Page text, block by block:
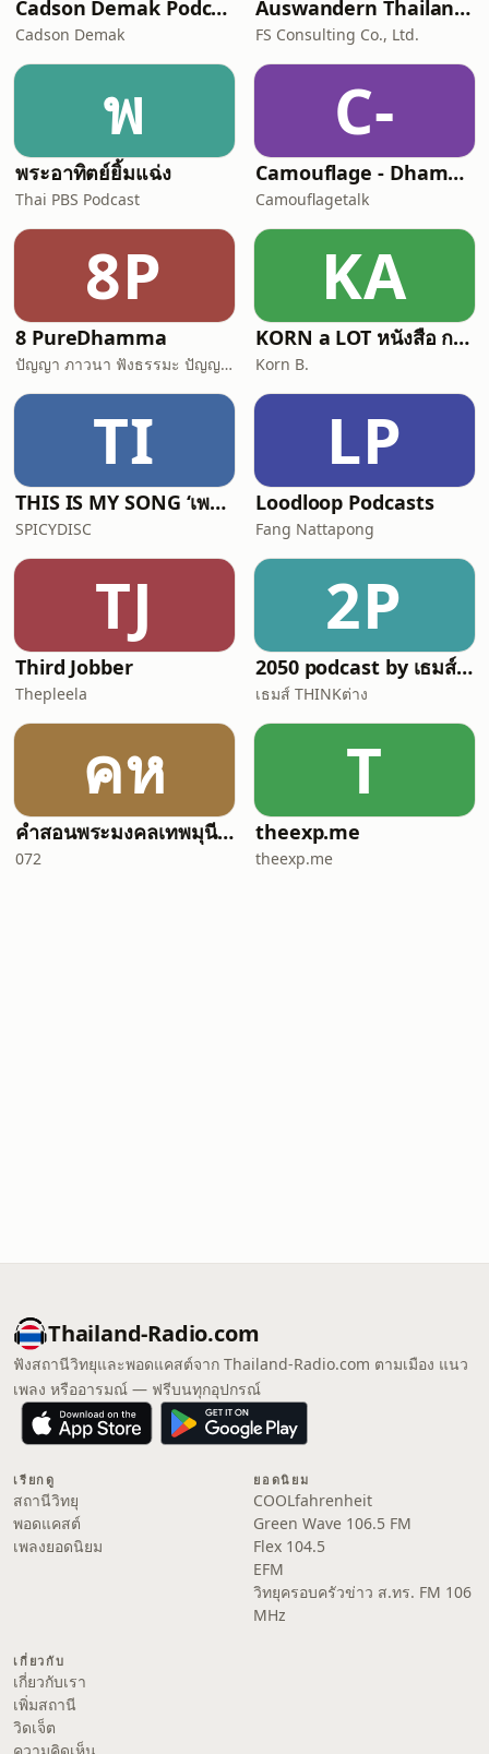
Cadson Demak Podcast
Cadson Demak
Auswandern Thailand Podcast
FS Consulting Co., Ltd.
พ
พระอาทิตย์ยิ้มแฉ่ง
Thai PBS Podcast
C-
Camouflage - Dhamma Talk
Camouflagetalk
8P
8 PureDhamma
ปัญญา ภาวนา ฟังธรรมะ ปัญญาภาวนา Panya Bhavana
KA
KORN a LOT หนังสือ การเดินทาง ความรู้สึก
Korn B.
TI
THIS IS MY SONG ‘เพราะเพลงนั้นทำให้ฉันตาสว่าง’
SPICYDISC
LP
Loodloop Podcasts
Fang Nattapong
TJ
Third Jobber
Thepleela
2P
2050 podcast by เธมส์ THINKต่าง
เธมส์ THINKต่าง
คห
คำสอนพระมงคลเทพมุนี หลวงพ่อวัดปากน้ำ
072
T
theexp.me
theexp.me
Thailand-Radio.com
ฟังสถานีวิทยุและพอดแคสต์จาก Thailand-Radio.com ตามเมือง แนว
เพลง หรืออารมณ์ — ฟรีบนทุกอุปกรณ์
เรียกดู
สถานีวิทยุ
พอดแคสต์
เพลงยอดนิยม
ยอดนิยม
COOLfahrenheit
Green Wave 106.5 FM
Flex 104.5
EFM
วิทยุครอบครัวข่าว ส.ทร. FM 106
MHz
เกี่ยวกับ
เกี่ยวกับเรา
เพิ่มสถานี
วิดเจ็ต